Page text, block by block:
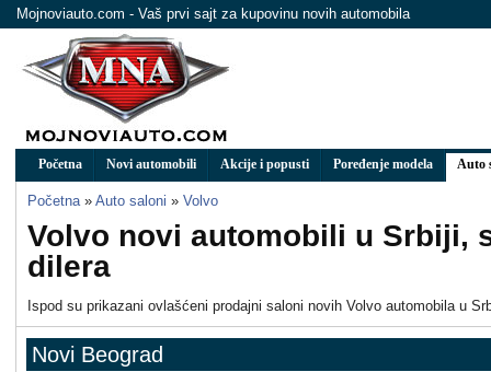
Mojnoviauto.com - Vaš prvi sajt za kupovinu novih automobila
Početna Novi automobili Akcije i popusti Poređenje modela Auto
Početna » Auto saloni » Volvo
Volvo novi automobili u Srbiji,
dilera
Ispod su prikazani ovlašćeni prodajni saloni novih Volvo automobila u
Novi Beograd